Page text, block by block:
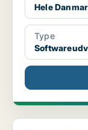
Hele
Type
Senior SAP Project